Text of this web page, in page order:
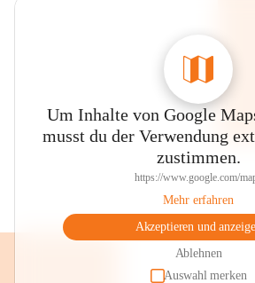
Um Inhalte von Google
musst du der Verwendung
zustimmen.
https://www.google.com/
Mehr erfahren
Akzeptieren und
Ablehnen
Auswahl merken